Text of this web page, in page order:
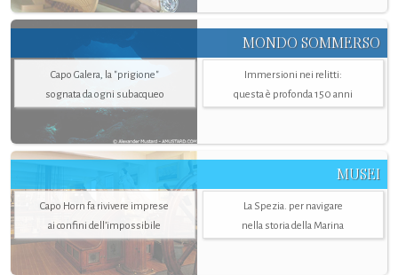
MONDO SOMMERSO
Capo Galera, la "prigione"
sognata da ogni subacqueo
Immersioni nei relitti:
questa è profonda 150 anni
MUSEI
Capo Horn fa rivivere imprese
ai confini dell’impossibile
La Spezia. per navigare
nella storia della Marina